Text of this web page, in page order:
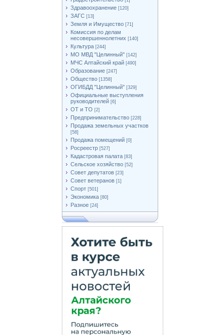
Здравоохранение [120]
ЗАГС [13]
Земля и Имущество [71]
Комиссия по делам
несовершеннолетних [140]
Культура [244]
МО МВД "Целинный" [142]
МЧС Алтайский край [490]
Образование [247]
Общество [1358]
ОГИБДД "Целинный" [329]
Официальные выступления
руководителей [6]
ОТ и ТО [2]
Предпринимательство [228]
Продажа земельных участков
[58]
Продажа помещений [0]
Росреестр [527]
Кадастровая палата [83]
Сельское хозяйство [52]
Совет депутатов [23]
Совет ветеранов [1]
Спорт [501]
Экономика [80]
Разное [24]